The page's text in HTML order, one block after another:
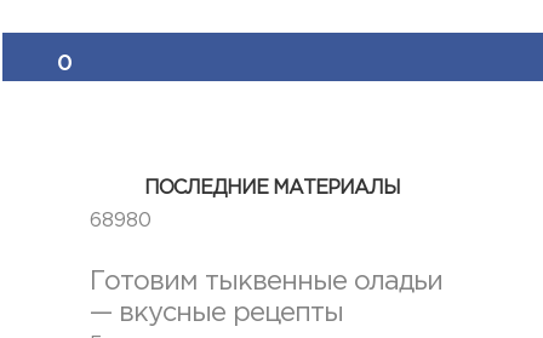
0
ПОСЛЕДНИЕ МАТЕРИАЛЫ
68980
Готовим тыквенные оладьи
— вкусные рецепты